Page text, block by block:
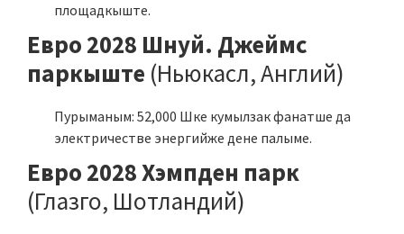
площадкыште.
Евро 2028 Шнуй. Джеймс
паркыште (Ньюкасл, Англий)
Пурыманым: 52,000 Шке кумылзак фанатше да
электричестве энергийже дене палыме.
Евро 2028 Хэмпден парк
(Глазго, Шотландий)